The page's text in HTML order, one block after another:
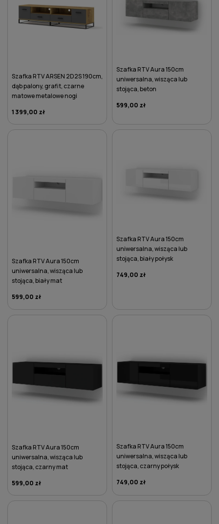
Szafka RTV ARSEN 2D2S 190cm,
dąb palony, grafit, czarne
matowe metalowe nogi
1 399,00 zł
Szafka RTV Aura 150cm
uniwersalna, wisząca lub
stojąca, beton
599,00 zł
Szafka RTV Aura 150cm
uniwersalna, wisząca lub
stojąca, biały mat
599,00 zł
Szafka RTV Aura 150cm
uniwersalna, wisząca lub
stojąca, biały połysk
749,00 zł
Szafka RTV Aura 150cm
uniwersalna, wisząca lub
stojąca, czarny mat
599,00 zł
Szafka RTV Aura 150cm
uniwersalna, wisząca lub
stojąca, czarny połysk
749,00 zł